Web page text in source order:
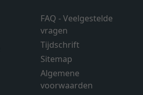
FAQ - Veelgestelde
vragen
Tijdschrift
Sitemap
Algemene
voorwaarden